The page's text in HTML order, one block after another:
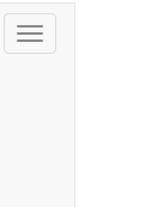
Toggle
navigation